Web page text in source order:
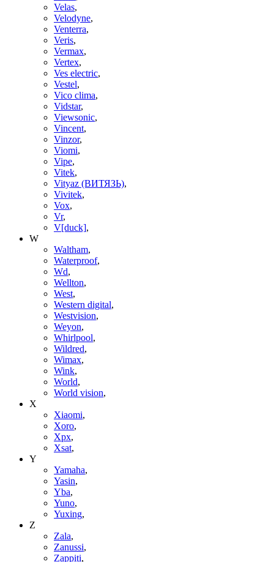
Velas,
Velodyne,
Venterra,
Veris,
Vermax,
Vertex,
Ves electric,
Vestel,
Vico clima,
Vidstar,
Viewsonic,
Vincent,
Vinzor,
Viomi,
Vipe,
Vitek,
Vityaz (ВИТЯЗЬ),
Vivitek,
Vox,
Vr,
V[duck],
W
Waltham,
Waterproof,
Wd,
Wellton,
West,
Western digital,
Westvision,
Weyon,
Whirlpool,
Wildred,
Wimax,
Wink,
World,
World vision,
X
Xiaomi,
Xoro,
Xpx,
Xsat,
Y
Yamaha,
Yasin,
Yba,
Yuno,
Yuxing,
Z
Zala,
Zanussi,
Zappiti,